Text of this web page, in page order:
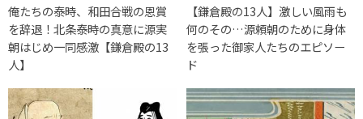
俺たちの泰時、和田合戦の恩賞
を辞退！北条泰時の真意に源実
朝はじめ一同感激【鎌倉殿の13
人】
【鎌倉殿の13人】激しい風雨も
何のその…源頼朝のために身体
を張った御家人たちのエピソー
ド